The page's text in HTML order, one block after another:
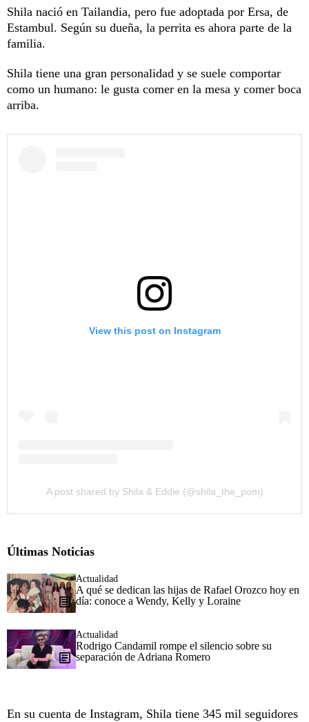
Shila nació en Tailandia, pero fue adoptada por Ersa, de
Estambul. Según su dueña, la perrita es ahora parte de la
familia.
Shila tiene una gran personalidad y se suele comportar
como un humano: le gusta comer en la mesa y comer boca
arriba.
View this post on Instagram
A post shared by Shila & Eddie (@shila_the_pom)
Últimas Noticias
Actualidad
A qué se dedican las hijas de Rafael Orozco hoy en
día: conoce a Wendy, Kelly y Loraine
Actualidad
Rodrigo Candamil rompe el silencio sobre su
separación de Adriana Romero
En su cuenta de Instagram, Shila tiene 345 mil seguidores